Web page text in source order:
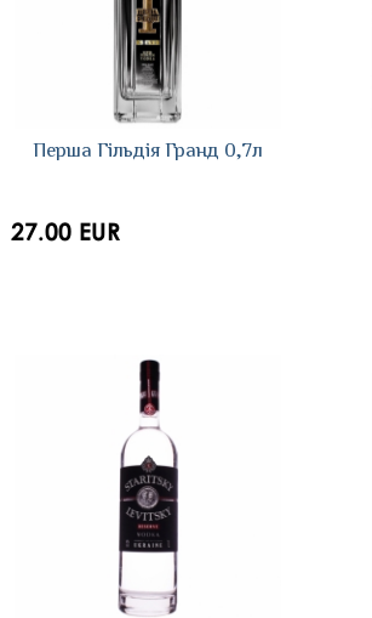
Перша Гiльдiя Гранд 0,7л
27.00 EUR